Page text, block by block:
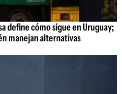
define cómo sigue en Uruguay;
manejan alternativas